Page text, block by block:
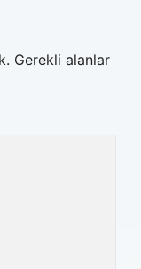
Gerekli alanlar